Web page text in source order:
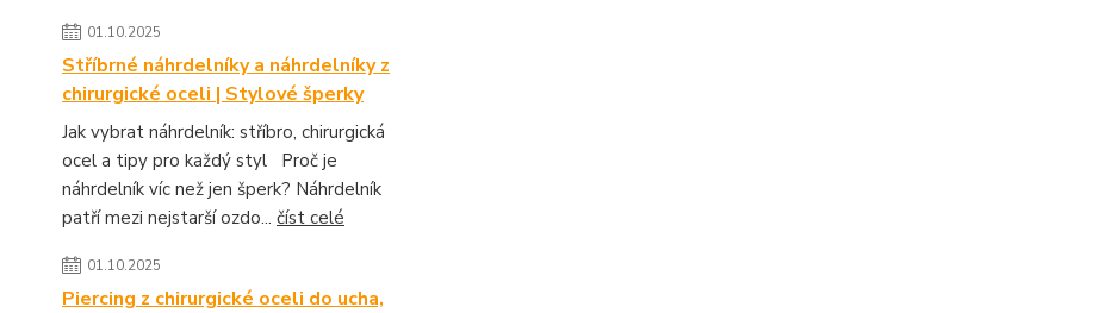
01.10.2025
Stříbrné náhrdelníky a náhrdelníky z
chirurgické oceli | Stylové šperky
Jak vybrat náhrdelník: stříbro, chirurgická
ocel a tipy pro každý styl Proč je
náhrdelník víc než jen šperk? Náhrdelník
patří mezi nejstarší ozdo... číst celé
01.10.2025
Piercing z chirurgické oceli do ucha,